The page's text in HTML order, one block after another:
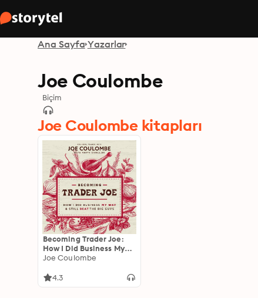
Ana Sayfa Yazarlar
Joe Coulombe
Biçim
Joe Coulombe kitapları
Becoming Trader Joe:
How I Did Business My
Way and Still Beat the
Joe Coulombe
4.3